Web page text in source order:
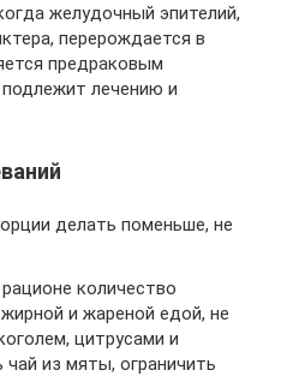
желудочный эпителий,
перерождается в
предраковым
лечению и
делать поменьше, не
количество
и жареной едой, не
цитрусами и
из мяты, ограничить